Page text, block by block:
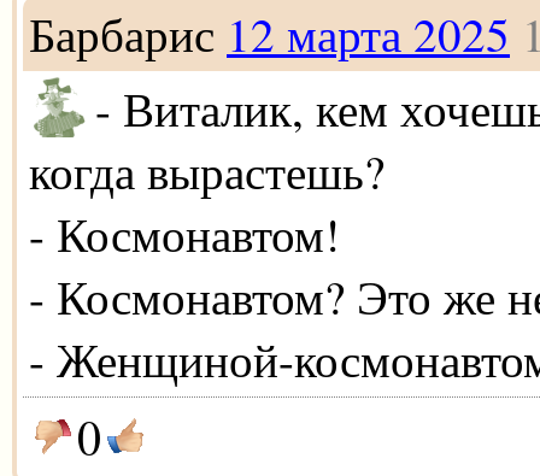
Барбарис 12 марта 2025
- Виталик, кем
когда вырастешь?
- Космонавтом!
- Космонавтом? Это же
- Женщиной-
0